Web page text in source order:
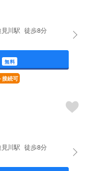
川駅 徒歩8分
無料
接続可
川駅 徒歩8分